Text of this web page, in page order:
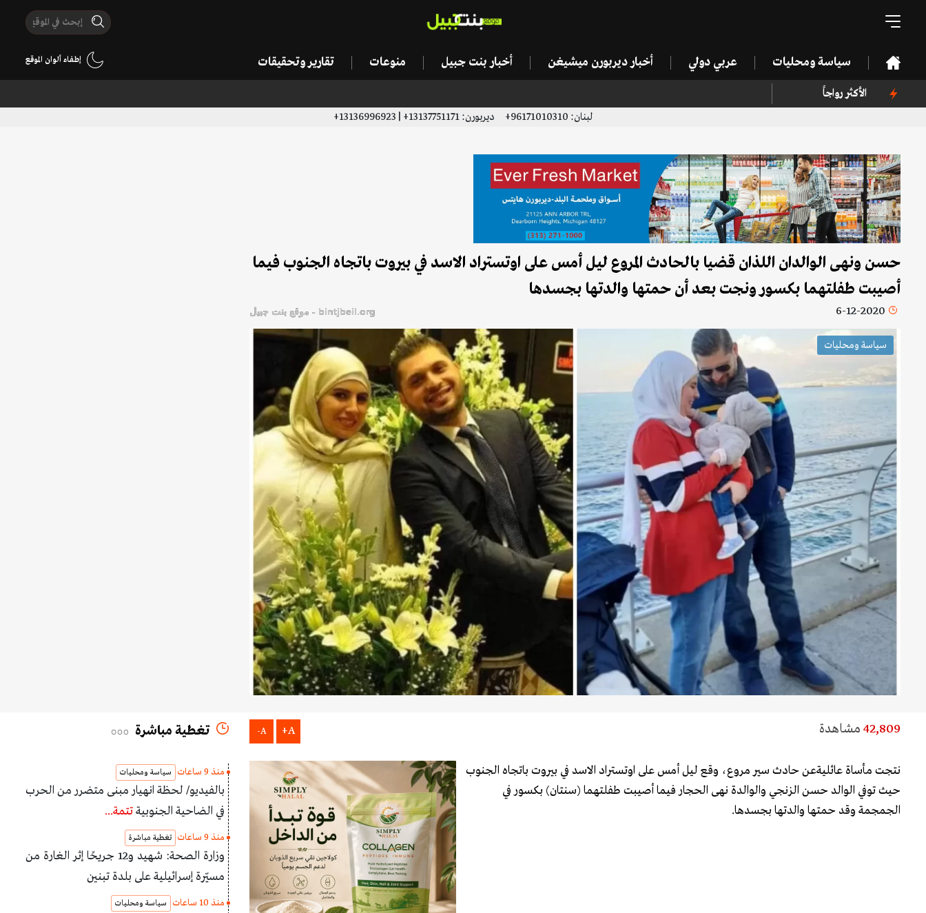
سياسة ومحليات عربي دولي أخبار ديربورن ميشيغن أخبار بنت جبيل منوعات تقارير وتحقيقات إطفاء ألوان الموقع
الأكثر رواجاً
لبنان: 96171010310+ ديربورن: 13137751171+ | 13136996923+
حسن ونهى الوالدان اللذان قضيا بالحادث المروع ليل أمس على اوتستراد الاسد في بيروت باتجاه الجنوب فيما
أصيبت طفلتهما بكسور ونجت بعد أن حمتها والدتها بجسدها
6-12-2020 bintjbeil.org - موقع بنت جبيل
سياسة ومحليات
42,809 مشاهدة A+
A-
نتجت مأساة عائليةعن حادث سير مروع، وقع ليل أمس على اوتستراد الاسد في بيروت باتجاه الجنوب
حيث توفي الوالد حسن الزنجي والوالدة نهى الحجار فيما أصيبت طفلتهما (سنتان) بكسور في
الجمجمة وقد حمتها والدتها بجسدها.
تغطية مباشرة
منذ 9 ساعات سياسة ومحليات
بالفيديو/ لحظة انهيار مبنى متضرر من الحرب
في الضاحية الجنوبيةتتمة...
منذ 9 ساعات تغطية مباشرة
وزارة الصحة: شهيد و12 جريحًا إثر الغارة من
مسيّرة إسرائيلية على بلدة تبنين
منذ 10 ساعات سياسة ومحليات